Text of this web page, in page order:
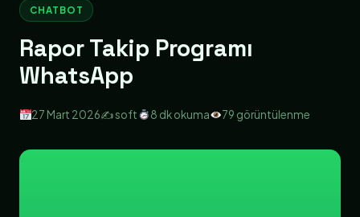
CHATBOT
Rapor Takip Programı
WhatsApp
27 Mart 2026✍️ soft 8 dk okuma 79 görüntülenme